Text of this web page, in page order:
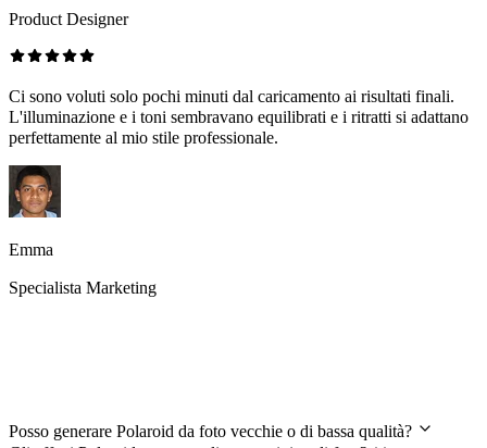
Product Designer
Ci sono voluti solo pochi minuti dal caricamento ai risultati finali.
L'illuminazione e i toni sembravano equilibrati e i ritratti si adattano
perfettamente al mio stile professionale.
Emma
Specialista Marketing
Posso generare Polaroid da foto vecchie o di bassa qualità?